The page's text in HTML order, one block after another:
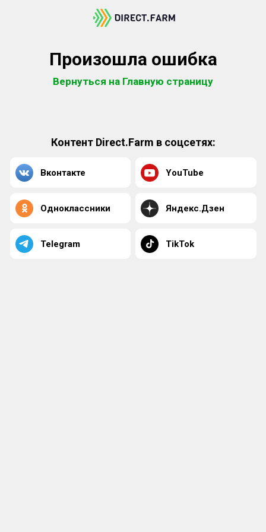
Произошла ошибка
Вернуться на Главную страницу
Контент Direct.Farm в соцсетях:
Вконтакте YouTube
Одноклассники Яндекс.Дзен
Telegram TikTok